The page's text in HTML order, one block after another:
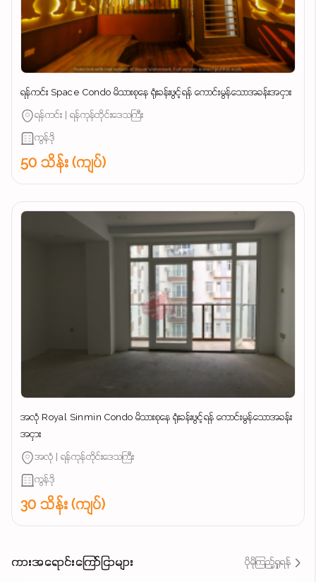
ရန်ကင်း Space Condo မိသားစုနေ ရုံးခန်းဖွင့်ရန် ကောင်းမွန်သောအခန်းအငှား
ရန်ကင်း | ရန်ကုန်တိုင်းဒေသကြီး
ကွန်ဒို
50 သိန်း (ကျပ်)
အလုံ Royal Sinmin Condo မိသားစုနေ ရုံးခန်းဖွင့်ရန် ကောင်းမွန်သောအခန်း
အငှား
အလုံ | ရန်ကုန်တိုင်းဒေသကြီး
ကွန်ဒို
30 သိန်း (ကျပ်)
ကားအရောင်းကြော်ငြာများ ပိုမိုကြည့်ရှုရန်